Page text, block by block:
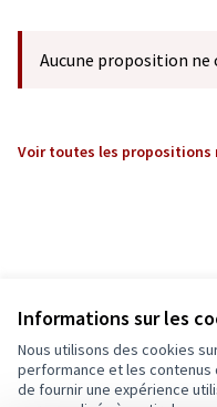
Informations sur les
Nous utilisons des cookies
performance et les
de fournir une expérience
Aucune proposition ne
Voir toutes les propositions